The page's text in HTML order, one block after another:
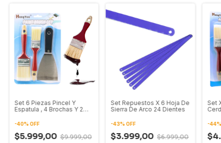
Set 6 Piezas Pincel Y
Espatula , 4 Brochas Y 2
-40%OFF
$5.999,00 $9.999,00
Set Repuestos X 6 Hoja De
Sierra De Arco 24 Dientes
-43%OFF
$3.999,00 $6.999,00
Set
-44